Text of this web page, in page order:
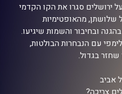
ירושלים סגרו את הקו הקדמי
שלושתן, מהאופטימיות
ובחיבור והשמות שיגיעו.
עם הנבחרות הבולטות,